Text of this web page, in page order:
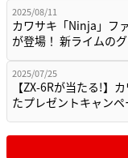
2025/08/11
カワサキ「Ninja」フ
が登場！ 新ライムの
2025/07/25
【ZX-6Rが当たる!】
たプレゼントキャン